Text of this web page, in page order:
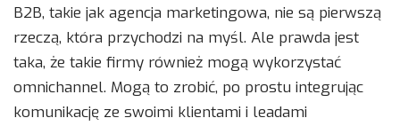
B2B, takie jak agencja marketingowa, nie są pierwszą
rzeczą, która przychodzi na myśl. Ale prawda jest
taka, że ​​takie firmy również mogą wykorzystać
omnichannel. Mogą to zrobić, po prostu integrując
komunikację ze swoimi klientami i leadami